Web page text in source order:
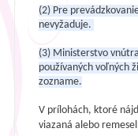
(2) Pre
nevyžaduje.
(3) Ministerstvo
používaných voľných
zozname.
V prílohách, ktoré
viazaná alebo